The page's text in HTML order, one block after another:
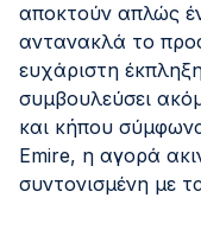
αποκτούν απλώς
αντανακλά το
ευχάριστη
συμβουλεύσει
και κήπου
Emire, η αγορά
συντονισμένη με